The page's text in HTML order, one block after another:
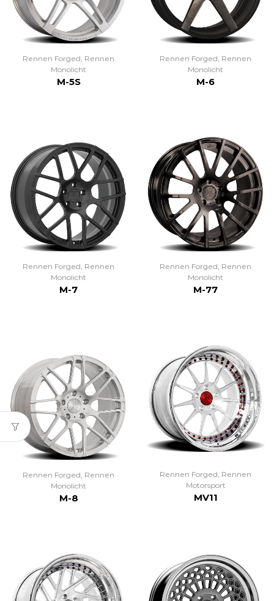
Rennen Forged Rennen
Monolicht
M-5S
Rennen Forged Rennen
Monolicht
M-6
Rennen Forged, Rennen
Monolicht
M-7
Rennen Forged, Rennen
Monolicht
M-77
Rennen Forged Rennen
Monolicht
M-8
Rennen Forged Rennen
Motorsport
MV11